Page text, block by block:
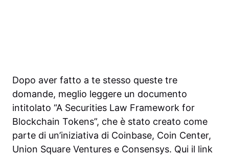
Dopo aver fatto a te stesso queste tre
domande, meglio leggere un documento
intitolato “A Securities Law Framework for
Blockchain Tokens”, che è stato creato come
parte di un’iniziativa di Coinbase, Coin Center,
Union Square Ventures e Consensys. Qui il link